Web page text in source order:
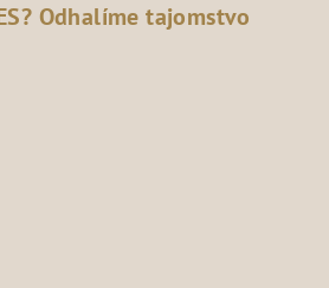
Odhalíme tajomstvo